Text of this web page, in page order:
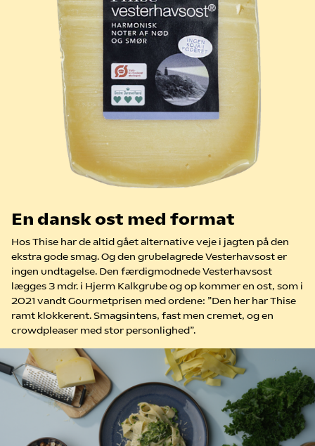
En dansk ost med format
Hos Thise har de altid gået alternative veje i jagten på den
ekstra gode smag. Og den grubelagrede Vesterhavsost er
ingen undtagelse. Den færdigmodnede Vesterhavsost
lægges 3 mdr. i Hjerm Kalkgrube og op kommer en ost, som i
2021 vandt Gourmetprisen med ordene: ”Den her har Thise
ramt klokkerent. Smagsintens, fast men cremet, og en
crowdpleaser med stor personlighed”.